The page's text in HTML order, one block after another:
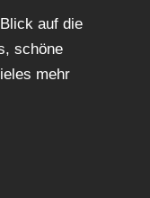
auf die
schö­ne
mehr